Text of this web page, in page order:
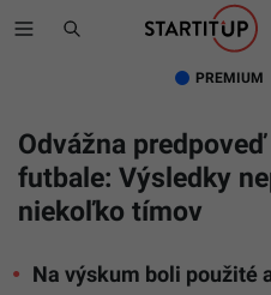
PREMIUM
Odvážna
futbale: Výsledky
niekoľko tímov
Na výskum boli použité